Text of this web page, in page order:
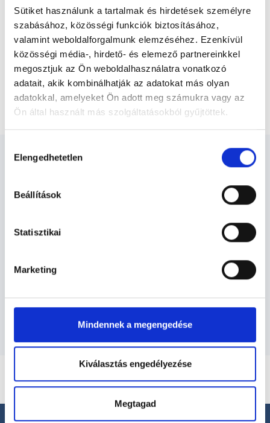
Sütiket használunk a tartalmak és hirdetések személyre
szabásához, közösségi funkciók biztosításához,
valamint weboldalforgalmunk elemzéséhez. Ezenkívül
közösségi média-, hirdető- és elemező partnereinkkel
megosztjuk az Ön weboldalhasználatra vonatkozó
adatait, akik kombinálhatják az adatokat más olyan
adatokkal, amelyeket Ön adott meg számukra vagy az
Ön által használt más szolgáltatásokból gyűjtöttek.
szabályzat:https://foglaljorvost.hu/info/foglaljorvost-
kiválasztása
Elengedhetetlen
Beállítások
Statisztikai
Marketing
Mindennek a megengedése
Kiválasztás engedélyezése
Megtagad
szakorvosjelölt önállóan láthat el feladatokat. A foglaljorvost.hu
felelősségét kizárja esetleges névazonosságért bármely szakorvos
Főoldal Gyógytornász
Légzőszervi speciális gyógytorna
SZAKTERÜLETEK
Szolgáltatások